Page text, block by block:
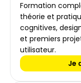
Formation
théorie et
cognitives,
et premiers
utilisateur.
Je